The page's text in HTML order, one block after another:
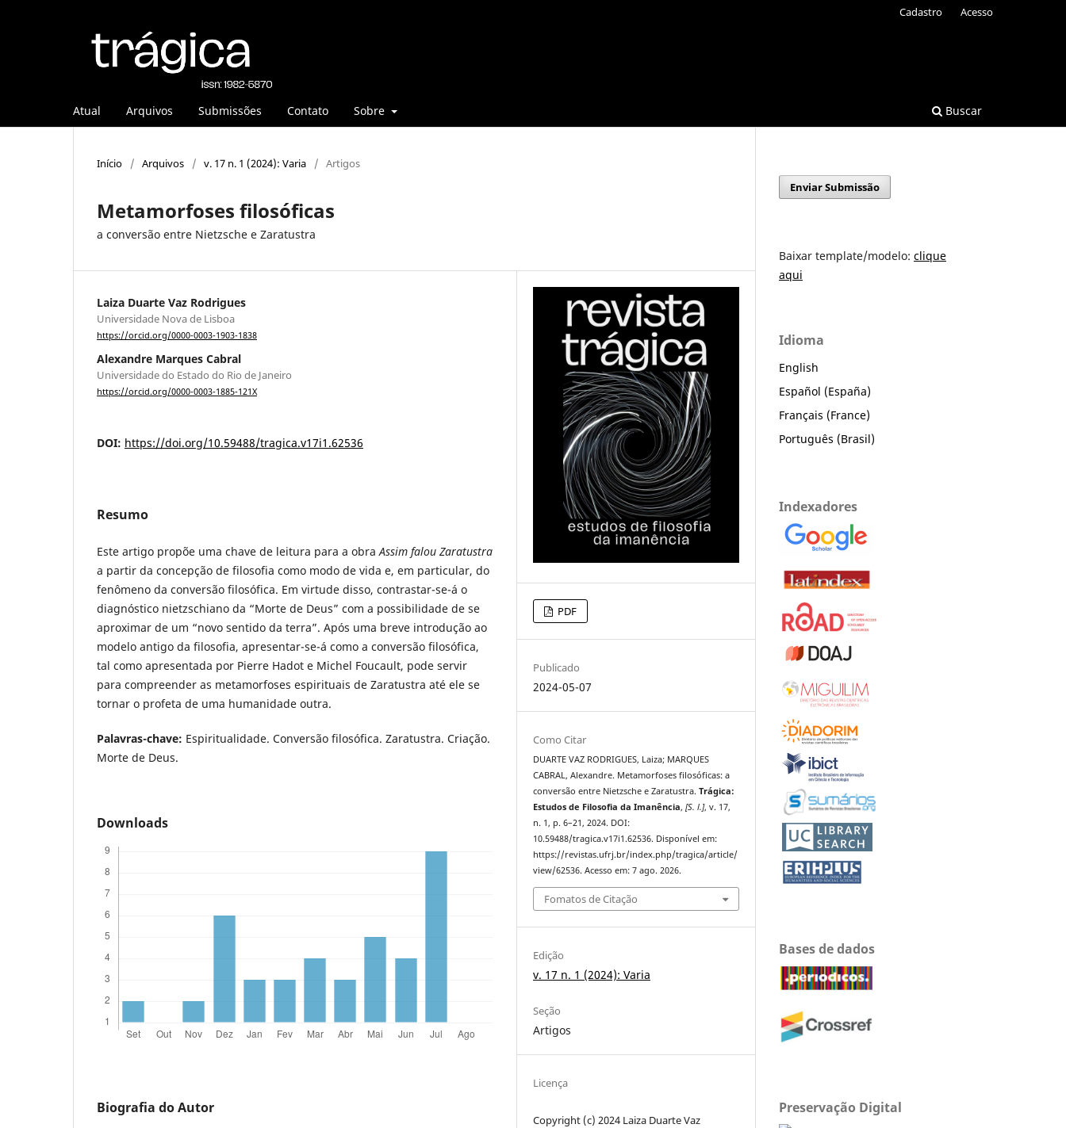
Atual Arquivos Submissões Contato Sobre Buscar
Cadastro Acesso
Início / Arquivos / v. 17 n. 1 (2024): Varia / Artigos
Metamorfoses filosóficas
a conversão entre Nietzsche e Zaratustra
Laiza Duarte Vaz Rodrigues
Universidade Nova de Lisboa
https://orcid.org/0000-0003-1903-1838
Alexandre Marques Cabral
Universidade do Estado do Rio de Janeiro
https://orcid.org/0000-0003-1885-121X
DOI: https://doi.org/10.59488/tragica.v17i1.62536
Resumo
Este artigo propõe uma chave de leitura para a obraAssim falou Zaratustra
a partir da concepção de filosofia como modo de vida e, em particular, do
fenômeno da conversão filosófica. Em virtude disso, contrastar-se-á o
diagnóstico nietzschiano da “Morte de Deus” com a possibilidade de se
aproximar de um “novo sentido da terra”. Após uma breve introdução ao
modelo antigo da filosofia, apresentar-se-á como a conversão filosófica,
tal como apresentada por Pierre Hadot e Michel Foucault, pode servir
para compreender as metamorfoses espirituais de Zaratustra até ele se
tornar o profeta de uma humanidade outra.
Palavras-chave: Espiritualidade. Conversão filosófica. Zaratustra. Criação.
Morte de Deus.
Downloads
Biografia do Autor
PDF
Publicado
2024-05-07
Como Citar
DUARTE VAZ RODRIGUES, Laiza; MARQUES
CABRAL, Alexandre. Metamorfoses filosóficas: a
conversão entre Nietzsche e Zaratustra.Trágica:
Estudos de Filosofia da Imanência,[S. l.], v. 17,
n. 1, p. 6–21, 2024. DOI:
10.59488/tragica.v17i1.62536. Disponível em:
https://revistas.ufrj.br/index.php/tragica/article/
view/62536. Acesso em: 7 ago. 2026.
Fomatos de Citação
Edição
v. 17 n. 1 (2024): Varia
Seção
Artigos
Licença
Copyright (c) 2024 Laiza Duarte Vaz
Enviar Submissão
Baixar template/modelo: clique
aqui
Idioma
English
Español (España)
Français (France)
Português (Brasil)
Indexadores
Bases de dados
Preservação Digital